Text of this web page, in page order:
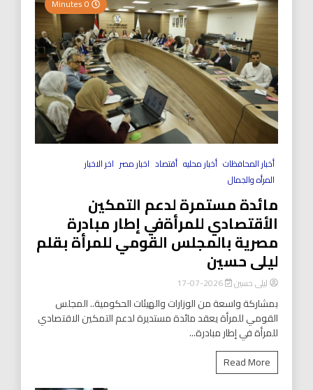
أخبار المحافظات أخبار محليه أقتصاد اخبار مصر اخر الاخبار
المرأه والجمال
مائدة مستمرة لدعم التمكين
الأقتصادي للمرأةفي إطار مبادرة
مصرية بالمجلس القومي للمرأة بقلم
ليلى حسين
ليلى حسين 2026-07-17
بمشاركة واسعة من الوزارات والهيئات الحكومية.. المجلس
القومي للمرأة يعقد مائدة مستديرة لدعم التمكين الاقتصادي
للمرأة في إطار مبادرة...
Read More